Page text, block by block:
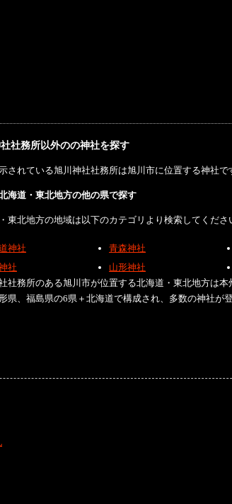
社務所以外のの神社を探す
されている旭川神社社務所は旭川市に位置する神社で
海道・東北地方の他の県で探す
東北地方の地域は以下のカテゴリより検索してくださ
神社 青森神社
社
山形神社
社務所のある旭川市が位置する北海道・東北地方は
県、福島県の6県＋北海道で構成され、多数の神社が